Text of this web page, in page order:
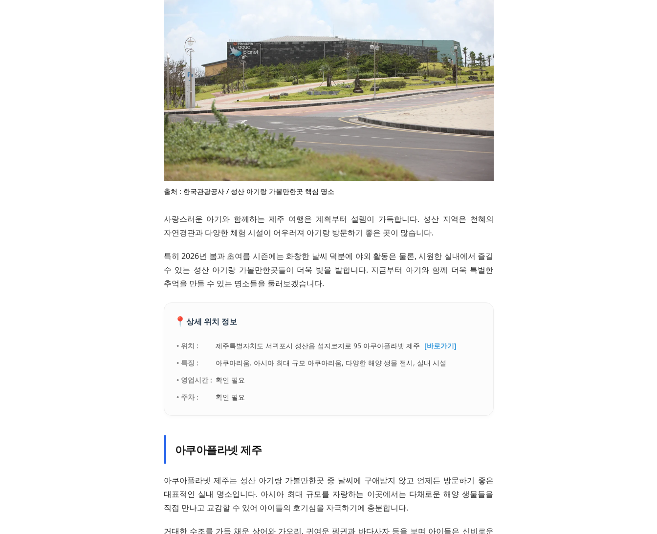
출처 : 한국관광공사 / 성산 아기랑 가볼만한곳 핵심 명소
사랑스러운 아기와 함께하는 제주 여행은 계획부터 설렘이 가득합니다. 성산 지역은 천혜의
자연경관과 다양한 체험 시설이 어우러져 아기랑 방문하기 좋은 곳이 많습니다.
특히 2026년 봄과 초여름 시즌에는 화창한 날씨 덕분에 야외 활동은 물론, 시원한 실내에서 즐길
수 있는 성산 아기랑 가볼만한곳들이 더욱 빛을 발합니다. 지금부터 아기와 함께 더욱 특별한
추억을 만들 수 있는 명소들을 둘러보겠습니다.
📍 상세 위치 정보
• 위치 : 제주특별자치도 서귀포시 성산읍 섭지코지로 95 아쿠아플라넷 제주 [바로가기]
• 특징 :
아쿠아리움. 아시아 최대 규모 아쿠아리움, 다양한 해양 생물 전시, 실내 시설
• 영업시간 : 확인 필요
• 주차 :
확인 필요
아쿠아플라넷 제주
아쿠아플라넷 제주는 성산 아기랑 가볼만한곳 중 날씨에 구애받지 않고 언제든 방문하기 좋은
대표적인 실내 명소입니다. 아시아 최대 규모를 자랑하는 이곳에서는 다채로운 해양 생물들을
직접 만나고 교감할 수 있어 아이들의 호기심을 자극하기에 충분합니다.
거대한 수조를 가득 채운 상어와 가오리, 귀여운 펭귄과 바다사자 등을 보며 아이들은 신비로운